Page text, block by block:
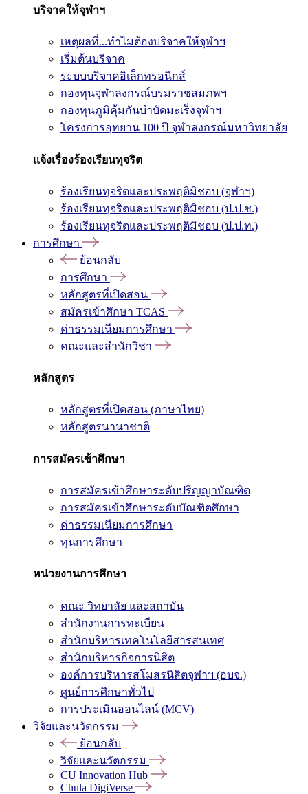
บริจาคให้จุฬาฯ
เหตุผลที่...ทำไมต้องบริจาคให้จุฬาฯ
เริ่มต้นบริจาค
ระบบบริจาคอิเล็กทรอนิกส์
กองทุนจุฬาลงกรณ์บรมราชสมภพฯ
กองทุนภูมิคุ้มกันบำบัดมะเร็งจุฬาฯ
โครงการอุทยาน 100 ปี จุฬาลงกรณ์มหาวิทยาลัย
แจ้งเรื่องร้องเรียนทุจริต
ร้องเรียนทุจริตและประพฤติมิชอบ (จุฬาฯ)
ร้องเรียนทุจริตและประพฤติมิชอบ (ป.ป.ช.)
ร้องเรียนทุจริตและประพฤติมิชอบ (ป.ป.ท.)
การศึกษา
ย้อนกลับ
การศึกษา
หลักสูตรที่เปิดสอน
สมัครเข้าศึกษา TCAS
ค่าธรรมเนียมการศึกษา
คณะและสำนักวิชา
หลักสูตร
หลักสูตรที่เปิดสอน (ภาษาไทย)
หลักสูตรนานาชาติ
การสมัครเข้าศึกษา
การสมัครเข้าศึกษาระดับปริญญาบัณฑิต
การสมัครเข้าศึกษาระดับบัณฑิตศึกษา
ค่าธรรมเนียมการศึกษา
ทุนการศึกษา
หน่วยงานการศึกษา
คณะ วิทยาลัย และสถาบัน
สำนักงานการทะเบียน
สำนักบริหารเทคโนโลยีสารสนเทศ
สำนักบริหารกิจการนิสิต
องค์การบริหารสโมสรนิสิตจุฬาฯ (อบจ.)
ศูนย์การศึกษาทั่วไป
การประเมินออนไลน์ (MCV)
วิจัยและนวัตกรรม
ย้อนกลับ
วิจัยและนวัตกรรม
CU Innovation Hub
Chula DigiVerse